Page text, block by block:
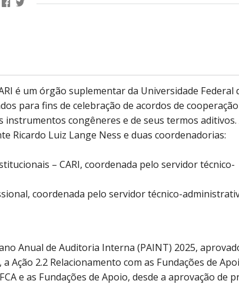
é um órgão suplementar da Universidade Federal
para fins de celebração de acordos de
congêneres e de seus termos aditivos.
Ricardo Luiz Lange Ness e duas coordenadorias:
– CARI, coordenada pelo servidor técnico-
coordenada pelo servidor técnico-
Anual de Auditoria Interna (PAINT) 2025,
Ação 2.2 Relacionamento com as Fundações de
e as Fundações de Apoio, desde a aprovação de